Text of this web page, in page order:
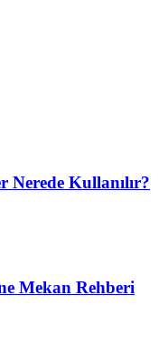
Kullanılır?
Mekan Rehberi